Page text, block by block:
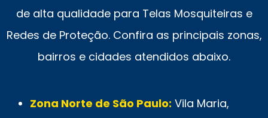
de alta qualidade para Telas Mosquiteiras e
Redes de Proteção. Confira as principais zonas,
bairros e cidades atendidos abaixo.
Zona Norte de São Paulo: Vila Maria,